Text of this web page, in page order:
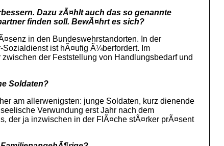
Dazu zÃ¤hlt auch das so genannte
finden soll. BewÃ¤hrt es sich?
in den Bundeswehrstandorten. In der
ist hÃ¤ufig Ã¼berfordert. Im
der Feststellung von Handlungsbedarf und
Soldaten?
am allerwenigsten: junge Soldaten, kurz dienende
Verwundung erst Jahr nach dem
der ja inzwischen in der FlÃ¤che stÃ¤rker prÃ¤sent